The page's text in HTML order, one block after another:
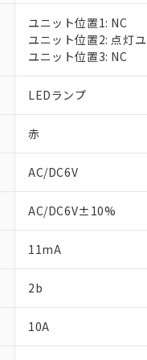
ユニット位置1: NC
ユニット位置2: 点灯
ユニット位置3: NC
LEDランプ
赤
AC/DC6V
AC/DC6V±10%
11mA
2b
10A
ご利用条件
以下の条件をお読
当社制御機
在庫状況お
のであり、
い。
当社販売員
ている必要
対応予定：EU
対応予定なし：
調査・確認中：
非該当品：ライセ
仕入先様の事情に
があります。
六価クロム(Cr(Ⅵ))
ル（DBP） 1000ppm
但し、RoHS指令で産業
フタル酸エステル類の
※2 対応予定月
※1 中国
「－」：未確認で
*中国RoHS10物質の基
Pb(鉛) :1000ppm、 Hg(
Cr(Ⅵ)(六価クロム) :
DBP(フタル酸ジブチル
「ｅ」：有害物質
う）を輸出
などの必要な
ます。
当社は貴社
当社は、貴
記
号
○ 一定数
△ 一定数
－
在庫な